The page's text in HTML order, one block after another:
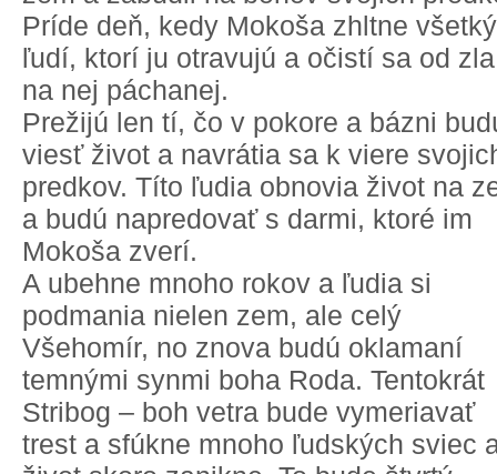
Príde deň, kedy Mokoša zhltne
ľudí, ktorí ju otravujú a očistí sa od zla
na nej páchanej.
Prežijú len tí, čo v pokore a bázni
viesť život a navrátia sa k viere
predkov. Títo ľudia obnovia život na
a budú napredovať s darmi, ktoré im
Mokoša zverí.
A ubehne mnoho rokov a ľudia si
podmania nielen zem, ale celý
Všehomír, no znova budú oklamaní
temnými synmi boha Roda. Tentokrát
Stribog – boh vetra bude vymeriavať
trest a sfúkne mnoho ľudských sviec